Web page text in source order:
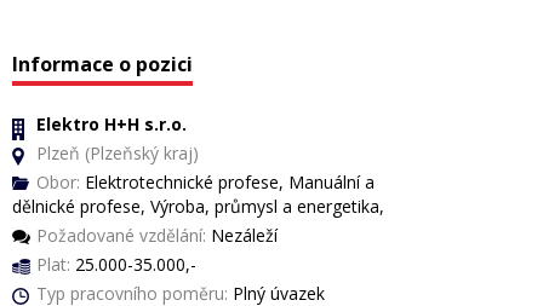
Informace o pozici
Elektro H+H s.r.o.
Plzeň (Plzeňský kraj)
Obor: Elektrotechnické profese, Manuální a
dělnické profese, Výroba, průmysl a energetika,
Požadované vzdělání: Nezáleží
Plat: 25.000-35.000,-
Typ pracovního poměru: Plný úvazek